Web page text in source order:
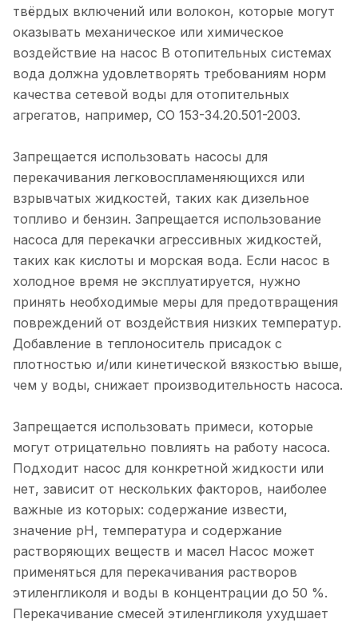
твёрдых включений или волокон, которые могут
оказывать механическое или химическое
воздействие на насос В отопительных системах
вода должна удовлетворять требованиям норм
качества сетевой воды для отопительных
агрегатов, например, CO 153-34.20.501-2003.
Запрещается использовать насосы для
перекачивания легковоспламеняющихся или
взрывчатых жидкостей, таких как дизельное
топливо и бензин. Запрещается использование
насоса для перекачки агрессивных жидкостей,
таких как кислоты и морская вода. Если насос в
холодное время не эксплуатируется, нужно
принять необходимые меры для предотвращения
повреждений от воздействия низких температур.
Добавление в теплоноситель присадок с
плотностью и/или кинетической вязкостью выше,
чем у воды, снижает производительность насоса.
Запрещается использовать примеси, которые
могут отрицательно повлиять на работу насоса.
Подходит насос для конкретной жидкости или
нет, зависит от нескольких факторов, наиболее
важные из которых: содержание извести,
значение pH, температура и содержание
растворяющих веществ и масел Насос может
применяться для перекачивания растворов
этиленгликоля и воды в концентрации до 50 %.
Перекачивание смесей этиленгликоля ухудшает